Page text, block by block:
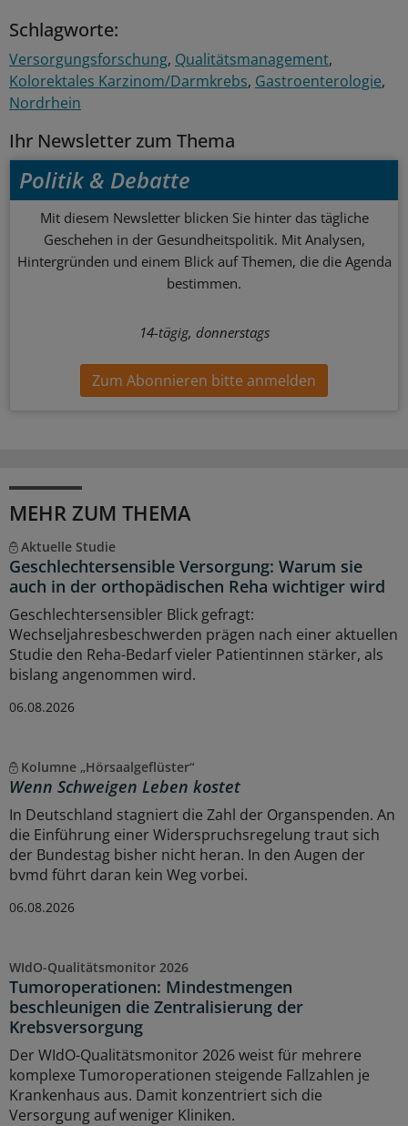
Schlagworte:
Versorgungsforschung Qualitätsmanagement
Kolorektales Karzinom/Darmkrebs Gastroenterologie
Nordrhein
Ihr Newsletter zum Thema
Politik & Debatte
Mit diesem Newsletter blicken Sie hinter das tägliche
Geschehen in der Gesundheitspolitik. Mit Analysen,
Hintergründen und einem Blick auf Themen, die die Agenda
bestimmen.
14-tägig, donnerstags
Zum Abonnieren bitte anmelden
MEHR ZUM THEMA
Aktuelle Studie
Geschlechtersensible Versorgung: Warum sie
auch in der orthopädischen Reha wichtiger wird
Geschlechtersensibler Blick gefragt:
Wechseljahresbeschwerden prägen nach einer aktuellen
Studie den Reha-Bedarf vieler Patientinnen stärker, als
bislang angenommen wird.
06.08.2026
Kolumne „Hörsaalgeflüster“
Wenn Schweigen Leben kostet
In Deutschland stagniert die Zahl der Organspenden. An
die Einführung einer Widerspruchsregelung traut sich
der Bundestag bisher nicht heran. In den Augen der
bvmd führt daran kein Weg vorbei.
06.08.2026
WIdO-Qualitätsmonitor 2026
Tumoroperationen: Mindestmengen
beschleunigen die Zentralisierung der
Krebsversorgung
Der WIdO-Qualitätsmonitor 2026 weist für mehrere
komplexe Tumoroperationen steigende Fallzahlen je
Krankenhaus aus. Damit konzentriert sich die
Versorgung auf weniger Kliniken.